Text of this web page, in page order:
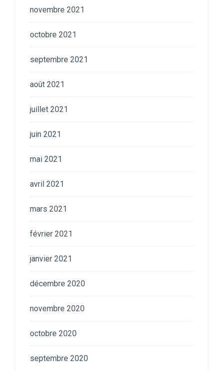
novembre 2021
octobre 2021
septembre 2021
août 2021
juillet 2021
juin 2021
mai 2021
avril 2021
mars 2021
février 2021
janvier 2021
décembre 2020
novembre 2020
octobre 2020
septembre 2020